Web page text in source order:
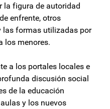
la figura de autoridad
enfrente, otros
las formas utilizadas por
los menores.
a los portales locales e
discusión social
de la educación
y los nuevos